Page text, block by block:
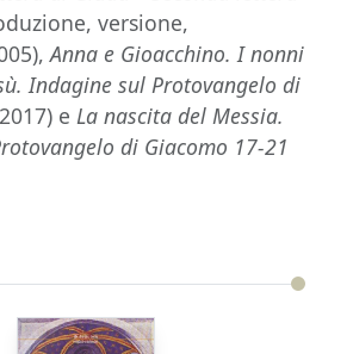
versione,
Anna e Gioacchino. I nonni
Indagine sul Protovangelo di
e La nascita del Messia.
di Giacomo 17-21